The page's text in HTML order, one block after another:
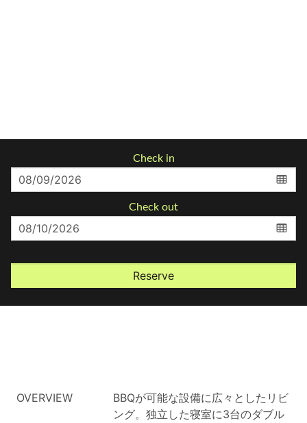
Check in
Check out
Reserve
OVERVIEW
BBQが可能な設備に広々としたリビ
ング。独立した寝室に3台のダブル